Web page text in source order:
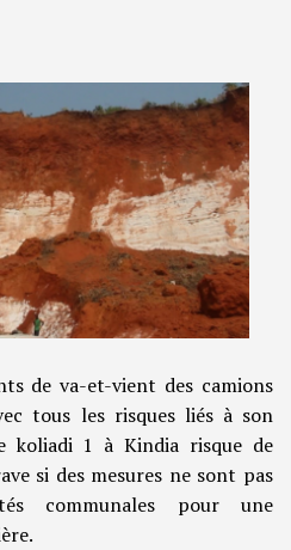
de va-et-vient des camions
tous les risques liés à son
koliadi 1 à Kindia risque de
si des mesures ne sont pas
communales pour une